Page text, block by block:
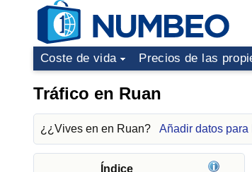
Coste de vida Precios de las
Tráfico en Ruan
¿¿Vives en en Ruan? Añadir datos
Índice